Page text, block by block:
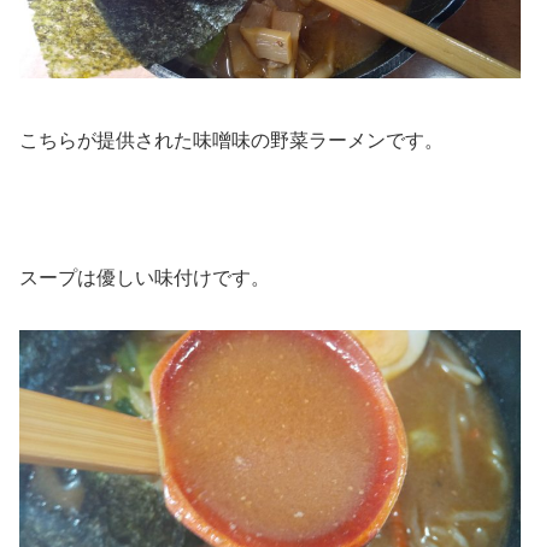
こちらが提供された味噌味の野菜ラーメンです。
スープは優しい味付けです。